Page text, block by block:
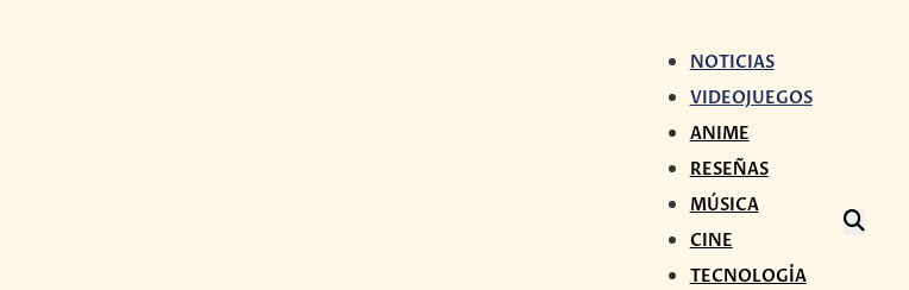
NOTICIAS
VIDEOJUEGOS
ANIME
RESEÑAS
MÚSICA
CINE
TECNOLOGÍA